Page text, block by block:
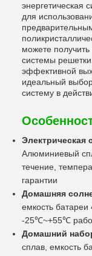
энергетическая
для
можете
системы
эффективной
идеальный
систему в
Электрическая
Алюминиевый
течение,
гарантии
Домашняя
емкость батареи
-25℃~+55℃
Домашний
сплав, емкость